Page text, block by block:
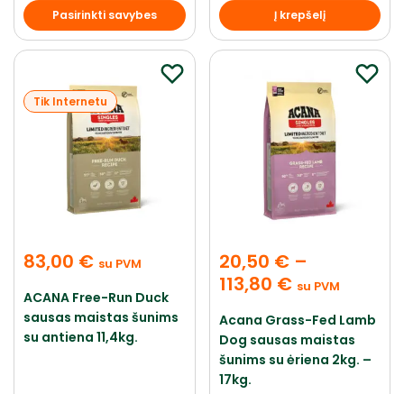
Pasirinkti savybes Į krepšelį
83,00 € su PVM
Tik Internetu
ACANA Free-Run Duck
sausas maistas šunims
su antiena 11,4kg.
20,50 € –
113,80 € su PVM
Acana Grass-Fed Lamb
Dog sausas maistas
šunims su ėriena 2kg. –
17kg.